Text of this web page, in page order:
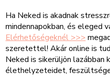
Ha Neked is akadnak
mindennapokban, és eleged
Elérhetőségeknél >>>
szeretettel! Akár online is
Neked is sikerüljön lazábban
élethelyzeteidet,